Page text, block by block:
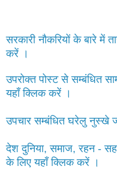
सरकारी नौकरियों के बारे में
करें ।
उपरोक्त पोस्ट से सम्बंधित
यहाँ क्लिक करें ।
उपचार सम्बंधित घरेलु नुस्खे
देश दुनिया, समाज, रहन -
के लिए यहाँ क्लिक करें ।